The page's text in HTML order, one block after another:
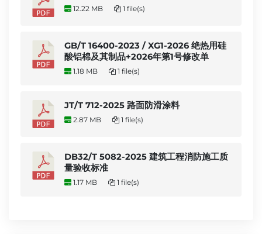
12.22 MB 1 file(s)
GB/T 16400-2023 / XG1-2026 绝热用硅
酸铝棉及其制品+2026年第1号修改单
1.18 MB 1 file(s)
JT/T 712-2025 路面防滑涂料
2.87 MB 1 file(s)
DB32/T 5082-2025 建筑工程消防施工质
量验收标准
1.17 MB 1 file(s)